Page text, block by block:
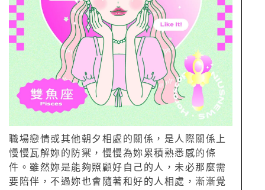
職場戀情或其他朝夕相處的關係，是人際關係上
慢慢瓦解妳的防禦，慢慢為妳累積熟悉感的條
件。雖然妳是能夠照顧好自己的人，未必那麼需
要陪伴，不過妳也會隨著和好的人相處，漸漸覺